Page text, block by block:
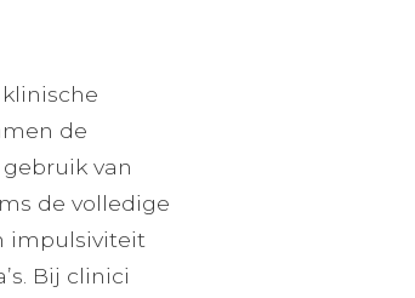
de
van
de volledige
impulsiviteit
Bij clinici